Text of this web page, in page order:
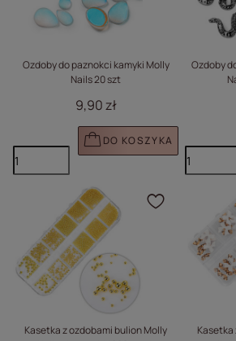
Ozdoby do paznokci kamyki Molly
Nails 20 szt
9,90 zł
DO KOSZYKA
Ozdoby
Kasetka z ozdobami bulion Molly
Kliknij,
Kasetka